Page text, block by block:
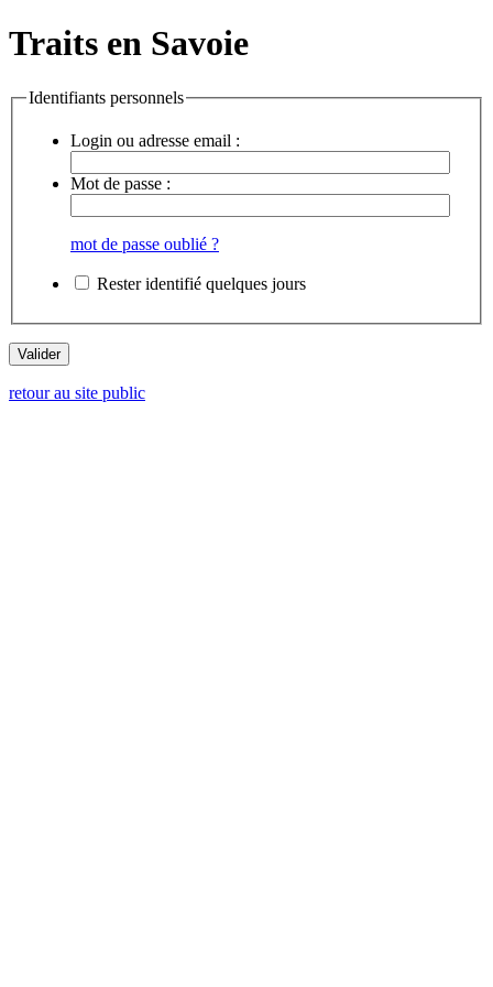
Traits en Savoie
Identifiants personnels
Login ou adresse email :
Mot de passe :
mot de passe oublié ?
Rester identifié quelques jours
retour au site public